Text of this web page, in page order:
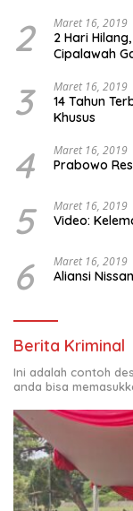
2 Maret 16, 2019
2 Hari
Cipalawah
3 Maret 16, 2019
14 Tahun
Khusus
4 Maret 16, 2019
Prabowo
5 Maret 16, 2019
Video:
6 Maret 16, 2019
Aliansi
Berita Kriminal
Ini adalah contoh
anda bisa